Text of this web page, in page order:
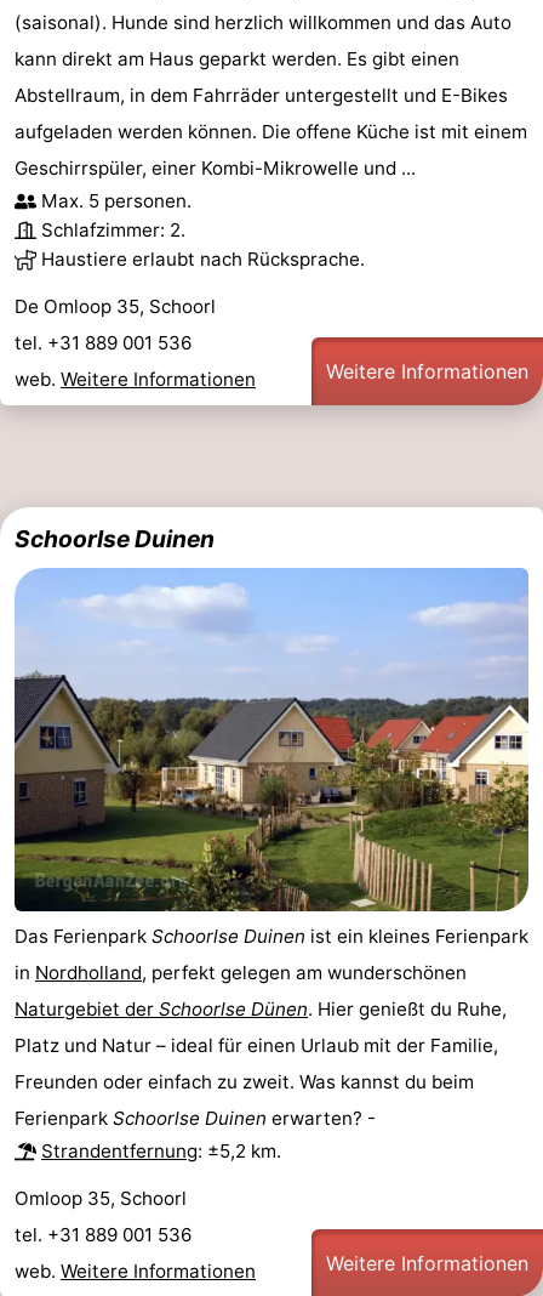
(saisonal). Hunde sind herzlich willkommen und das Auto
kann direkt am Haus geparkt werden. Es gibt einen
Abstellraum, in dem Fahrräder untergestellt und E-Bikes
aufgeladen werden können. Die offene Küche ist mit einem
Geschirrspüler, einer Kombi-Mikrowelle und ...
Max. 5 personen.
Schlafzimmer: 2.
Haustiere erlaubt nach Rücksprache.
De Omloop 35, Schoorl
tel. +31 889 001 536
web. Weitere Informationen Weitere Informationen
Schoorlse Duinen
Das Ferienpark Schoorlse Duinen ist ein kleines Ferienpark
in Nordholland, perfekt gelegen am wunderschönen
Naturgebiet der Schoorlse Dünen. Hier genießt du Ruhe,
Platz und Natur – ideal für einen Urlaub mit der Familie,
Freunden oder einfach zu zweit. Was kannst du beim
Ferienpark Schoorlse Duinen erwarten? -
Strandentfernung: ±5,2 km.
Omloop 35, Schoorl
tel. +31 889 001 536
web. Weitere Informationen Weitere Informationen